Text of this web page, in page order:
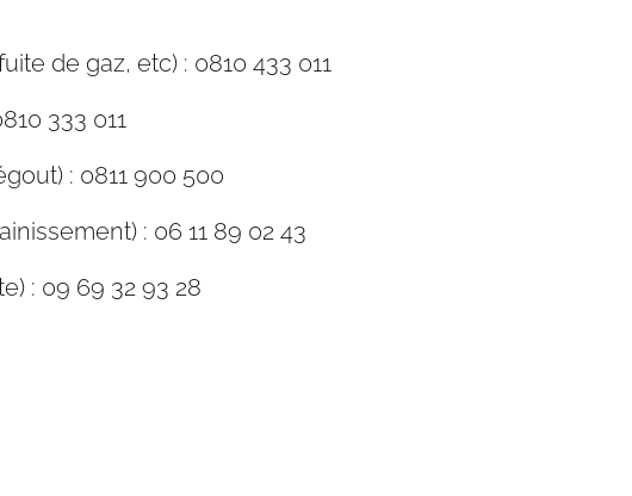
de gaz, etc) : 0810 433 011
333 011
: 0811 900 500
: 06 11 89 02 43
: 09 69 32 93 28